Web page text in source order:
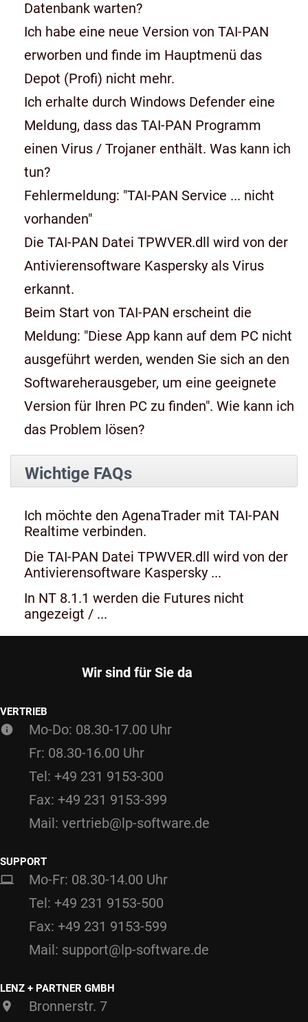
Datenbank warten?
Ich habe eine neue Version von TAI-PAN
erworben und finde im Hauptmenü das
Depot (Profi) nicht mehr.
Ich erhalte durch Windows Defender eine
Meldung, dass das TAI-PAN Programm
einen Virus / Trojaner enthält. Was kann ich
tun?
Fehlermeldung: "TAI-PAN Service ... nicht
vorhanden"
Die TAI-PAN Datei TPWVER.dll wird von der
Antivierensoftware Kaspersky als Virus
erkannt.
Beim Start von TAI-PAN erscheint die
Meldung: "Diese App kann auf dem PC nicht
ausgeführt werden, wenden Sie sich an den
Softwareherausgeber, um eine geeignete
Version für Ihren PC zu finden". Wie kann ich
das Problem lösen?
Wichtige FAQs
Ich möchte den AgenaTrader mit TAI-PAN
Realtime verbinden.
Die TAI-PAN Datei TPWVER.dll wird von der
Antivierensoftware Kaspersky ...
In NT 8.1.1 werden die Futures nicht
angezeigt / ...
Wir sind für Sie da
VERTRIEB
Mo-Do: 08.30-17.00 Uhr
Fr: 08.30-16.00 Uhr
Tel: +49 231 9153-300
Fax: +49 231 9153-399
Mail: vertrieb@lp-software.de
SUPPORT
Mo-Fr: 08.30-14.00 Uhr
Tel: +49 231 9153-500
Fax: +49 231 9153-599
Mail: support@lp-software.de
LENZ + PARTNER GMBH
Bronnerstr. 7